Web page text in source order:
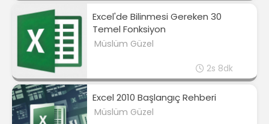
Excel'de Bilinmesi Gereken 30
Temel Fonksiyon
Müslüm Güzel
2s 8dk
Excel 2010 Başlangıç Rehberi
Müslüm Güzel